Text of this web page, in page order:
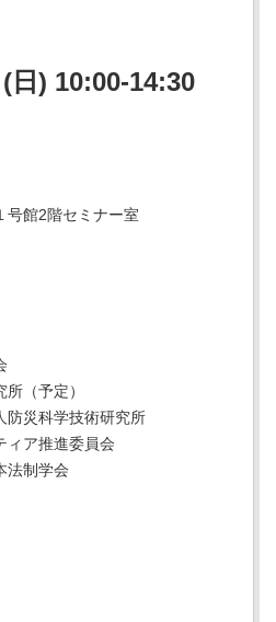
日) 10:00-14:30
館2階セミナー室
（予定）
災科学技術研究所
推進委員会
制学会